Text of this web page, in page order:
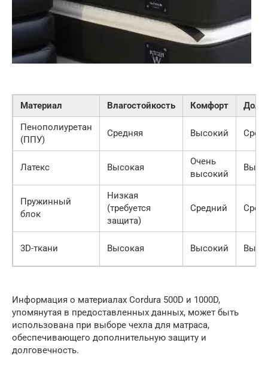
Материал Влагостойкость Комфорт
Пенополиуретан
(ППУ)
Средняя Высокий
Латекс Высокая
Очень
высокий
Пружинный
блок
Низкая
(требуется
защита)
Средний
3D-ткани Высокая Высокий
Информация о материалах Cordura 500D и 1000D,
упомянутая в предоставленных данных, может быть
использована при выборе чехла для матраса,
обеспечивающего дополнительную защиту и
долговечность.